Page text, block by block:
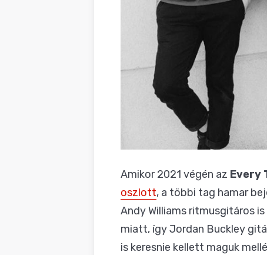
Amikor 2021 végén az Every
oszlott, a többi tag hamar
Andy Williams ritmusgitáros
miatt, így Jordan Buckley
is keresnie kellett maguk